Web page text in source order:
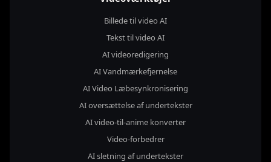
Billede til video AI
Tekst til video AI
AI videoredigering
AI Vandmærkefjernelse
AI Video Læbesynkronisering
AI oversættelse af undertekster
AI video-til-anime konverter
Video-forbedrer
AI sletning af undertekster